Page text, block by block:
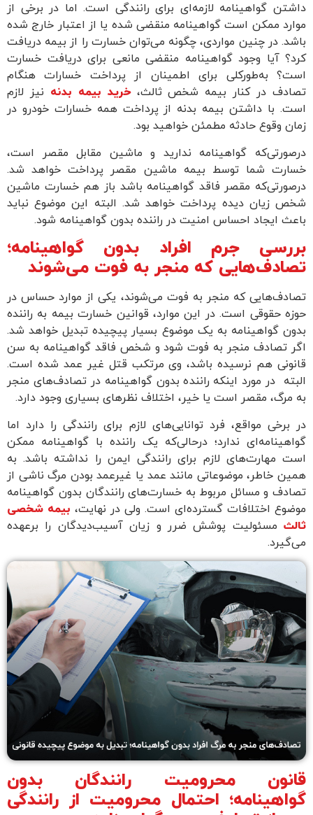
داشتن گواهینامه لازمه‌ای برای رانندگی است. اما در برخی از
موارد ممکن است گواهینامه منقضی شده یا از اعتبار خارج شده
باشد. در چنین مواردی، چگونه می‌توان خسارت را از بیمه دریافت
کرد؟ آیا وجود گواهینامه منقضی مانعی برای دریافت خسارت
است؟ به‌طورکلی برای اطمینان از پرداخت خسارات هنگام
تصادف در کنار بیمه شخص ثالث،خرید بیمه بدنه نیز لازم
است. با داشتن بیمه بدنه از پرداخت همه خسارات خودرو در
زمان وقوع حادثه مطمئن خواهید بود.
درصورتی‌که گواهینامه ندارید و ماشین مقابل مقصر است،
خسارت شما توسط بیمه ماشین مقصر پرداخت خواهد شد.
درصورتی‌که مقصر فاقد گواهینامه باشد باز هم خسارت ماشین
شخص زیان دیده پرداخت خواهد شد. البته این موضوع نباید
باعث ایجاد احساس امنیت در راننده بدون گواهینامه شود.
بررسی جرم افراد بدون گواهینامه؛
تصادف‌هایی که منجر به فوت می‌شوند
تصادف‌هایی که منجر به فوت می‌شوند، یکی از موارد حساس در
حوزه حقوقی است. در این موارد، قوانین خسارت بیمه به راننده
بدون گواهینامه به یک موضوع بسیار پیچیده تبدیل خواهد شد.
اگر تصادف منجر به فوت شود و شخص فاقد گواهینامه به سن
قانونی هم نرسیده باشد، وی مرتکب قتل غیر عمد شده است.
البته در مورد اینکه راننده بدون گواهینامه در تصادف‌های منجر
به مرگ، مقصر است یا خیر، اختلاف نظرهای بسیاری وجود دارد.
در برخی مواقع، فرد توانایی‌های لازم برای رانندگی را دارد اما
گواهینامه‌ای ندارد؛ درحالی‌که یک راننده با گواهینامه ممکن
است مهارت‌های لازم برای رانندگی ایمن را نداشته باشد. به
همین خاطر، موضوعاتی مانند عمد یا غیرعمد بودن مرگ ناشی از
تصادف و مسائل مربوط به خسارت‌های رانندگان بدون گواهینامه
موضوع اختلافات گسترده‌ای است. ولی در نهایت، بیمه شخصی
ثالث مسئولیت پوشش ضرر و زیان آسیب‌دیدگان را برعهده
می‌گیرد.
قانون محرومیت رانندگان بدون
گواهینامه؛ احتمال محرومیت از رانندگی